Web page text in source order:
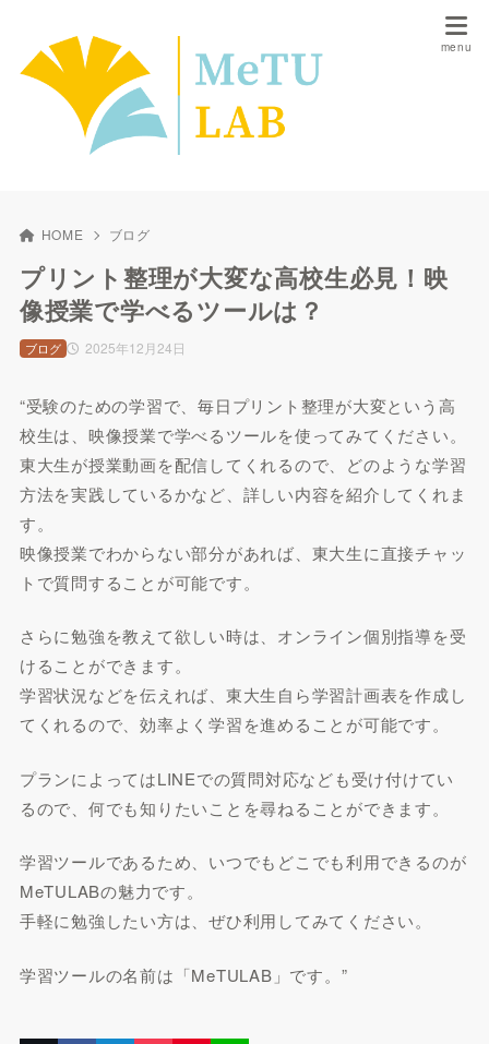
HOME ブログ
プリント整理が大変な高校生必見！映
像授業で学べるツールは？
2025年12月24日
ブログ
“受験のための学習で、毎日プリント整理が大変という高
校生は、映像授業で学べるツールを使ってみてください。
東大生が授業動画を配信してくれるので、どのような学習
方法を実践しているかなど、詳しい内容を紹介してくれま
す。
映像授業でわからない部分があれば、東大生に直接チャッ
トで質問することが可能です。
さらに勉強を教えて欲しい時は、オンライン個別指導を受
けることができます。
学習状況などを伝えれば、東大生自ら学習計画表を作成し
てくれるので、効率よく学習を進めることが可能です。
プランによってはLINEでの質問対応なども受け付けてい
るので、何でも知りたいことを尋ねることができます。
学習ツールであるため、いつでもどこでも利用できるのが
MeTULABの魅力です。
手軽に勉強したい方は、ぜひ利用してみてください。
学習ツールの名前は「MeTULAB」です。”